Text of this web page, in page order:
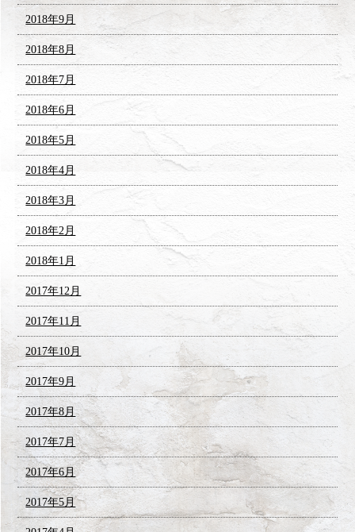
2018年9月
2018年8月
2018年7月
2018年6月
2018年5月
2018年4月
2018年3月
2018年2月
2018年1月
2017年12月
2017年11月
2017年10月
2017年9月
2017年8月
2017年7月
2017年6月
2017年5月